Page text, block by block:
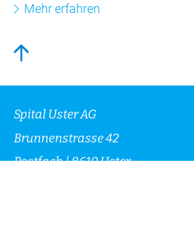
Mehr erfahren
Spital Uster AG
Brunnenstrasse 42
Postfach | 8610 Uster